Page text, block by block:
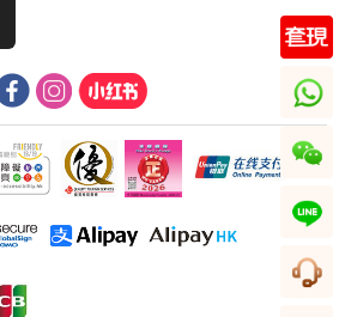
whatsapp